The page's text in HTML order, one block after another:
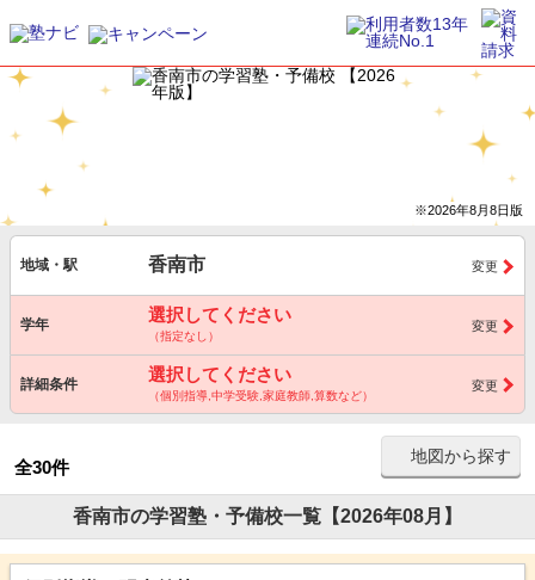
※2026年8月8日版
地域・駅 香南市 変更
学年 選択してください
（指定なし）
変更
詳細条件 選択してください
（個別指導,中学受験,家庭教師,算数など）
変更
全30件
地図から探す
香南市の学習塾・予備校一覧【2026年08月】